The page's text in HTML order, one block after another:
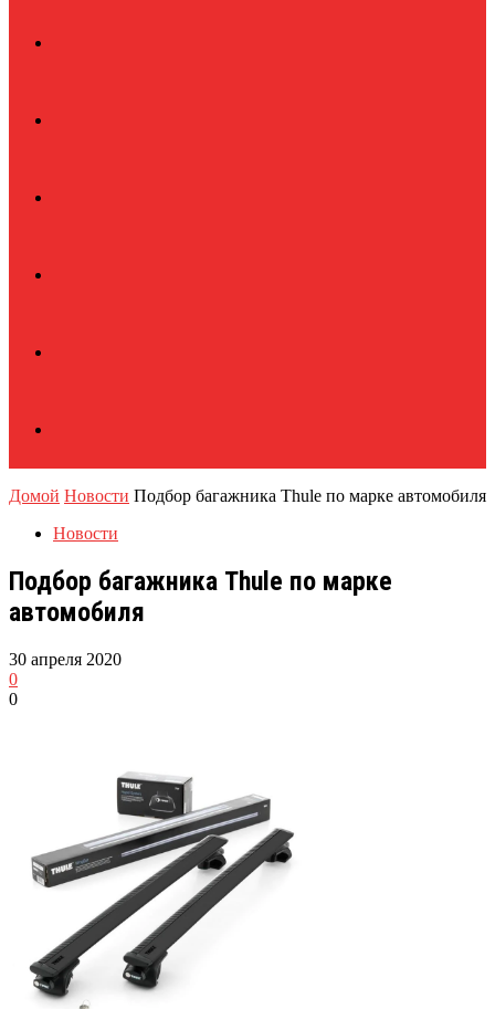
Домой Новости Подбор багажника Thule по марке автомобиля
Новости
Подбор багажника Thule по марке
автомобиля
30 апреля 2020
0
0